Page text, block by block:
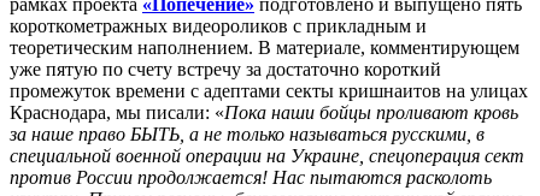
короткометражных видеороликов с прикладным и
теоретическим наполнением. В материале, комментирующем
уже пятую по счету встречу за достаточно короткий
промежуток времени с адептами секты кришнаитов на улицах
Краснодара, мы писали: «Пока наши бойцы проливают кровь
за наше право БЫТЬ, а не только называться русскими, в
специальной военной операции на Украине, спецоперация сект
против России продолжается! Нас пытаются расколоть